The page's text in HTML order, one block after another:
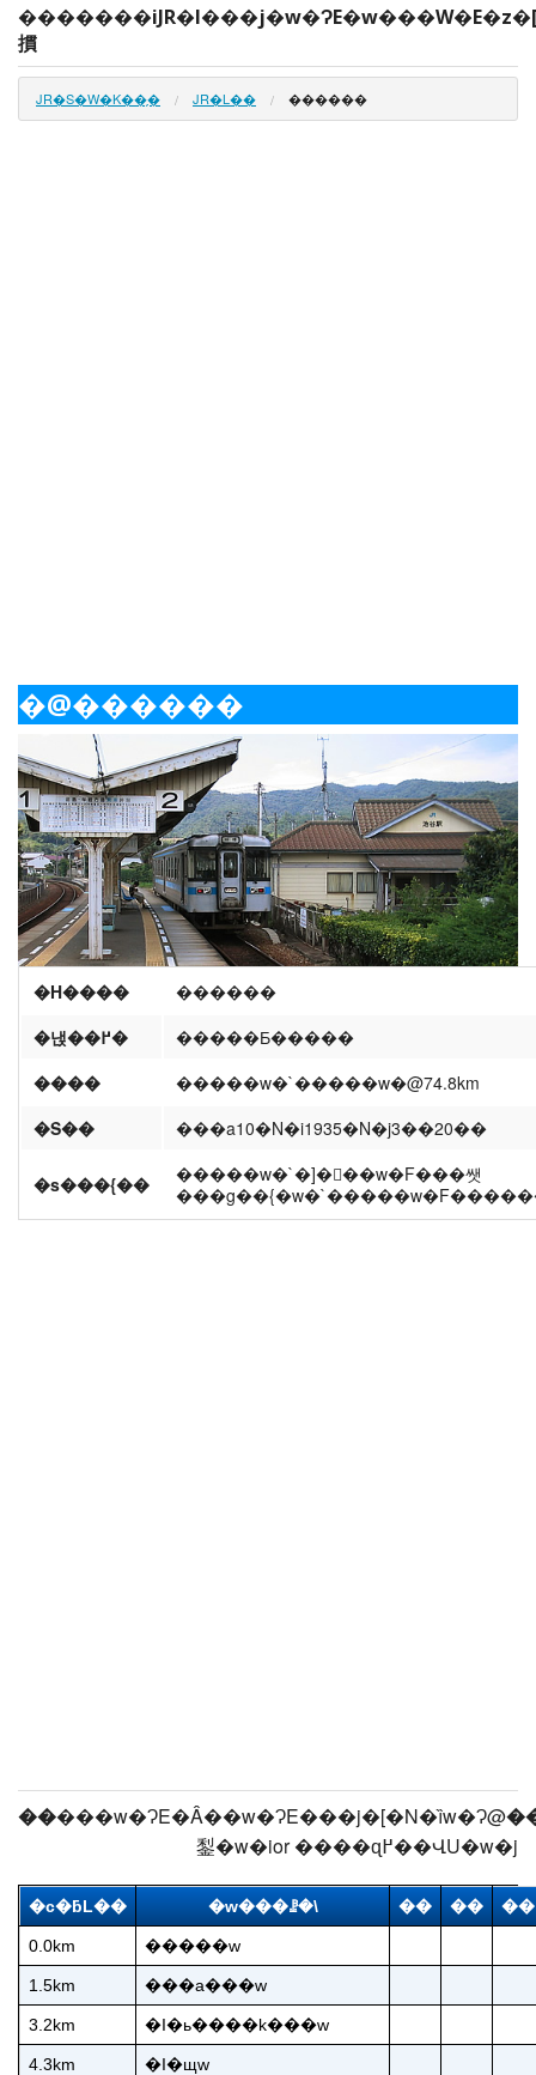
摜
JR�S�W�K��̗� JR�L�� ������
�@������
�H����
������
�낹��߂�
�����Ƃ�����
����
�����w�`�����w�@74.8km
�S��
���a10�N�i1935�N�j3��20��
�s���{��
�����w�`�]�򑊐��w�F���쌧
�����w�ɁE�Â��w�ɁE���j�[�N�ȉw�Ɂ@
鋫�w�ior ����ɋ߂��ՎU�w�j
�c�ƃL�� �w���ꗗ�\ �� �� ��
0.0km �����w
1.5km ���a���w
3.2km �I�ь����k���w
4.3km �I�щw